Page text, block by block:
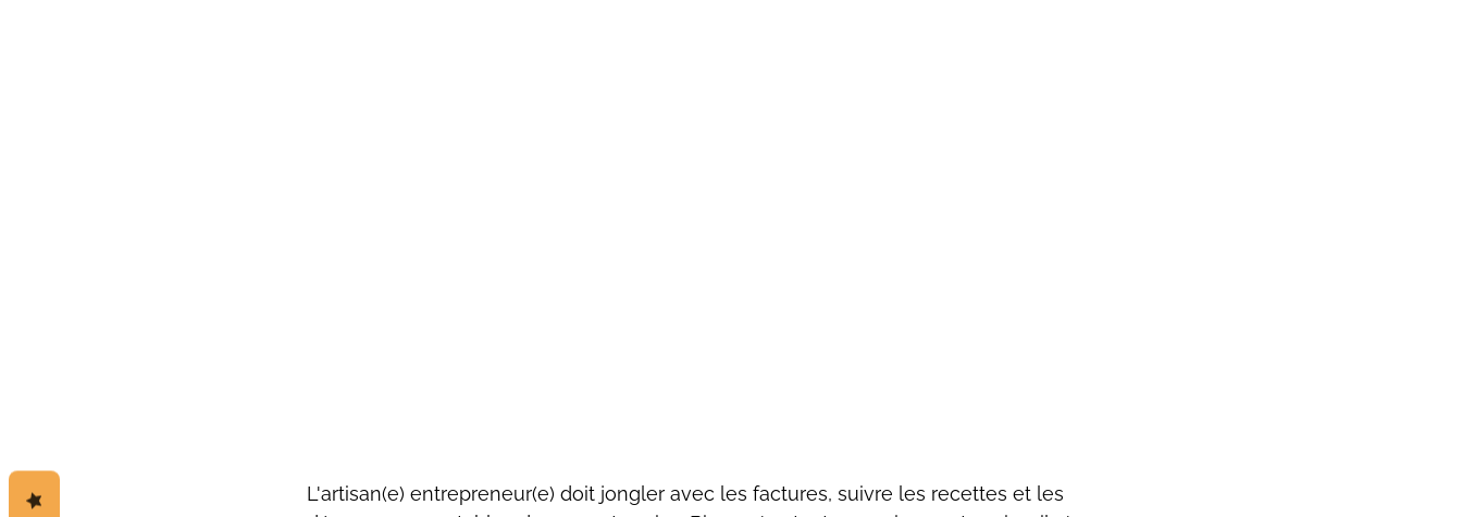
L'artisan(e) entrepreneur(e) doit jongler avec les factures, suivre les recettes et les